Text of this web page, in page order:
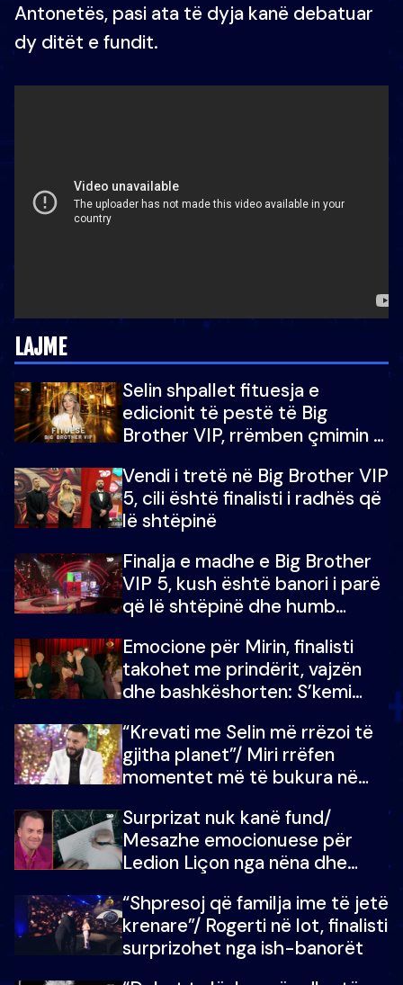
Antonetës, pasi ata të dyja kanë debatuar
dy ditët e fundit.
LAJME
Selin shpallet fituesja e
edicionit të pestë të Big
Brother VIP, rrëmben çmimin e
Vendi i tretë në Big Brother VIP
5, cili është finalisti i radhës që
lë shtëpinë
Finalja e madhe e Big Brother
VIP 5, kush është banori i parë
që lë shtëpinë dhe humb
çmimin e madh
Emocione për Mirin, finalisti
takohet me prindërit, vajzën
dhe bashkëshorten: S’kemi
“Krevati me Selin më rrëzoi të
gjitha planet”/ Miri rrëfen
momentet më të bukura në
mungojë zilja e mëngjesit kur…
Surprizat nuk kanë fund/
Mesazhe emocionuese për
Ledion Liçon nga nëna dhe
mban dot lotët: Nuk meritoj…
“Shpresoj që familja ime të jetë
krenare”/ Rogerti në lot, finalisti
surprizohet nga ish-banorët